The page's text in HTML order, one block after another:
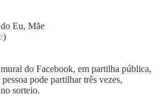
Eu, Mãe
)
do Facebook, em partilha pública,
pode partilhar três vezes,
sorteio.